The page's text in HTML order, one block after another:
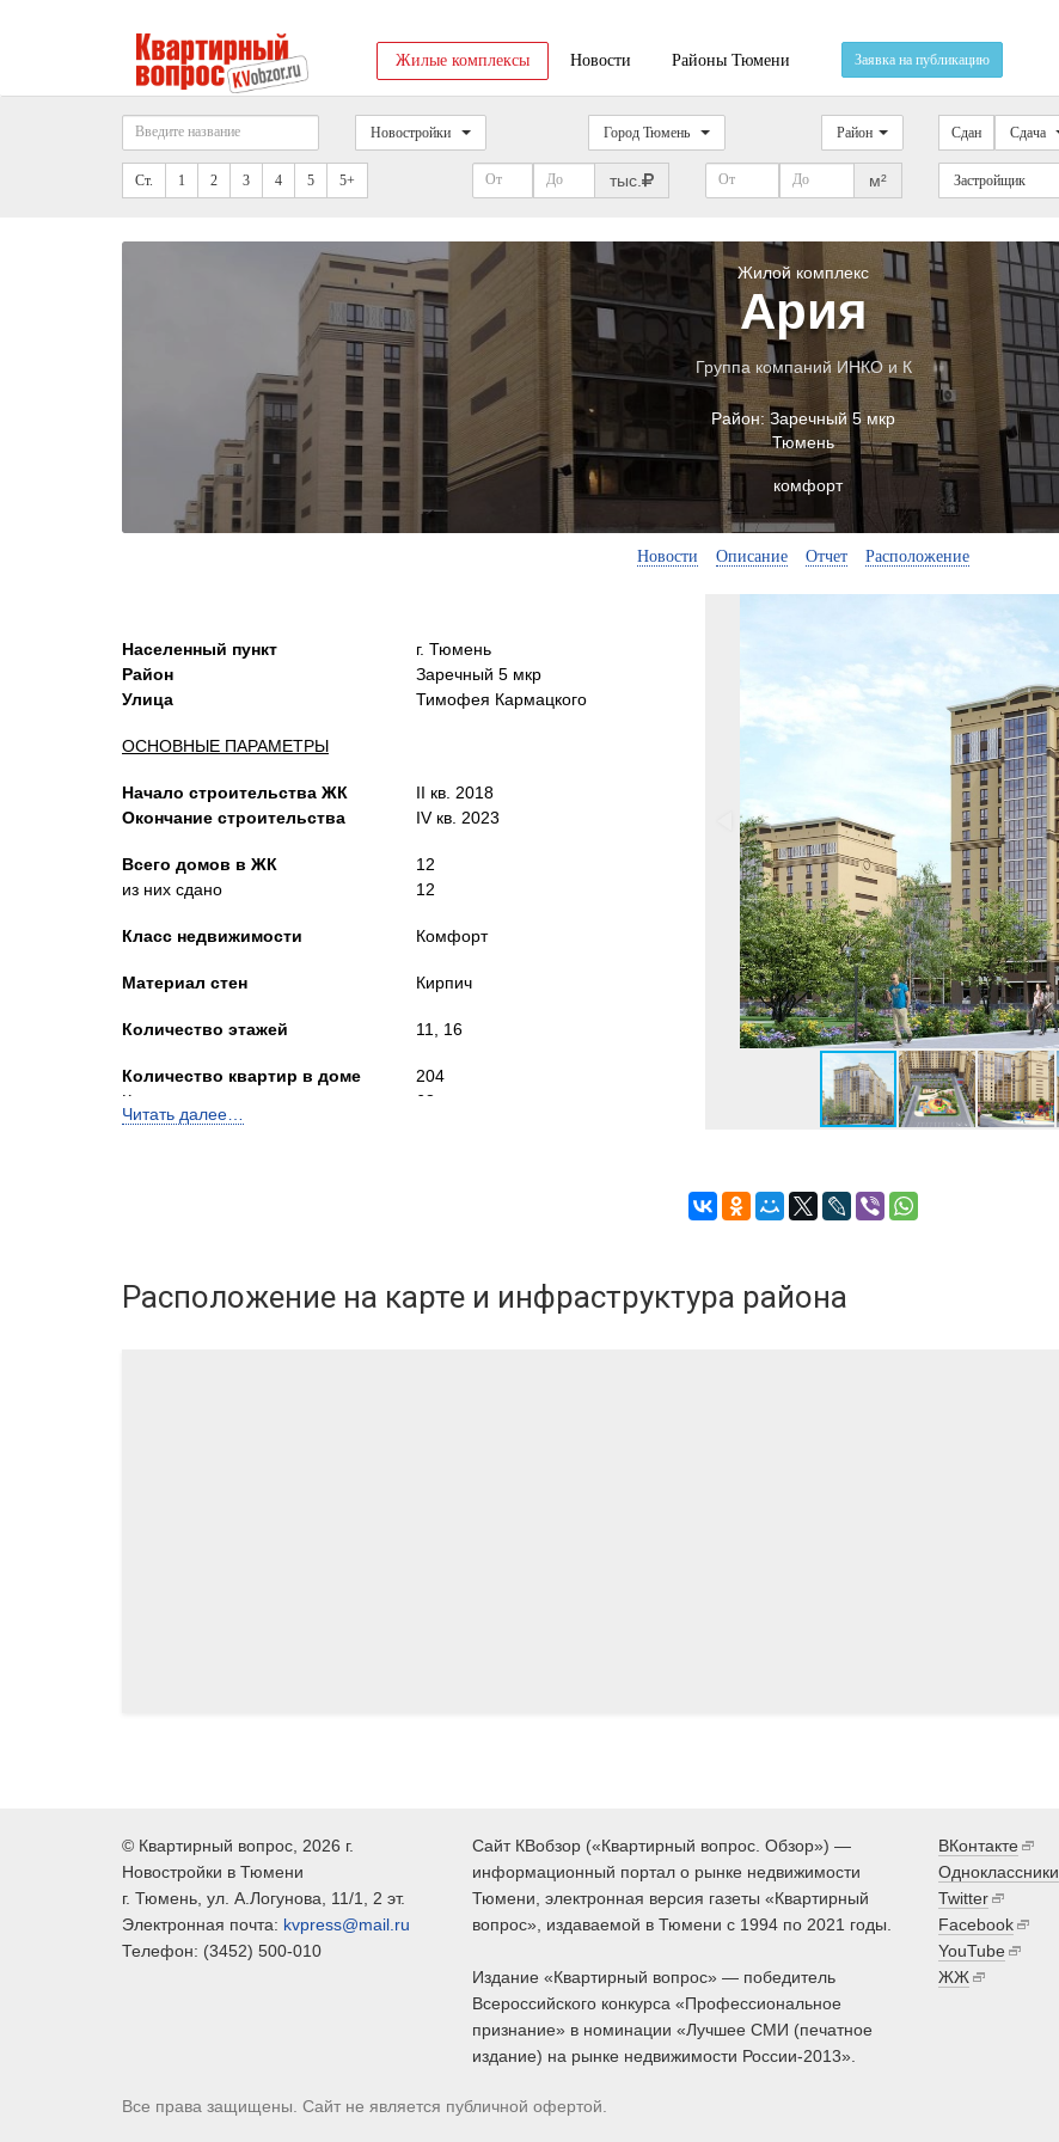
Жилые комплексы Новости Районы Тюмени Заявка на публикацию
Новостройки Город Тюмень Район Сдан Сдача
Ст. 1 2 3 4 5 5+ тыс. м² Застройщик
Жилой комплекс
Ария
Группа компаний ИНКО и К
Район:Заречный 5 мкр
Тюмень
комфорт
Новости Описание Отчет Расположение
Населенный пункт
Район
Улица
ОСНОВНЫЕ ПАРАМЕТРЫ
Начало строительства ЖК
Окончание строительства
Всего домов в ЖК
из них сдано
Класс недвижимости
Материал стен
Количество этажей
Количество квартир в доме
Количество квартир в подъезде
г. Тюмень
Заречный 5 мкр
Тимофея Кармацкого
II кв. 2018
IV кв. 2023
12
12
Комфорт
Кирпич
11, 16
204
68
Архитектурный ансамбль из 12 домов. Авторский проект. Дома
выполнены в стиле неоклассицизм. Белоснежные дома с
Читать далее…
Расположение на карте и инфраструктура района
© Квартирный вопрос , 2026 г.
Новостройки в Тюмени
г. Тюмень , ул. А.Логунова, 11/1, 2 эт.
Электронная почта: kvpress@mail.ru
Телефон: (3452) 500-010
Сайт КВобзор («Квартирный вопрос. Обзор») —
информационный портал о рынке недвижимости
Тюмени, электронная версия газеты «Квартирный
вопрос», издаваемой в Тюмени с 1994 по 2021 годы.
Издание «Квартирный вопрос» — победитель
Всероссийского конкурса «Профессиональное
признание» в номинации «Лучшее СМИ (печатное
издание) на рынке недвижимости России-2013».
ВКонтакте
Одноклассники
Twitter
Facebook
YouTube
ЖЖ
Все права защищены. Сайт не является публичной офертой.